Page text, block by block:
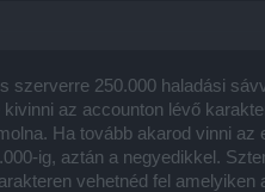
szerverre 250.000 haladási
az accounton lévő
Ha tovább akarod vinni az
ig, aztán a negyedikkel.
vehetnéd fel amelyiken